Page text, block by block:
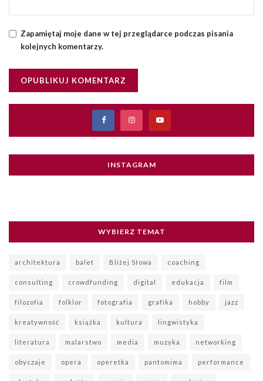
Zapamiętaj moje dane w tej przeglądarce podczas pisania
kolejnych komentarzy.
INSTAGRAM
WYBIERZ TEMAT
architektura balet Bliżej Słowa coaching
consulting crowdfunding digital edukacja film
filozofia folklor fotografia grafika hobby jazz
kreatywność książka kultura lingwistyka
literatura malarstwo media muzyka networking
obyczaje opera operetka pantomima performance